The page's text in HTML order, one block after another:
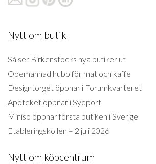
Nytt om butik
Så ser Birkenstocks nya butiker ut
Obemannad hubb för mat och kaffe
Designtorget öppnar i Forumkvarteret
Apoteket öppnar i Sydport
Miniso öppnar första butiken i Sverige
Etableringskollen – 2 juli 2026
Nytt om köpcentrum